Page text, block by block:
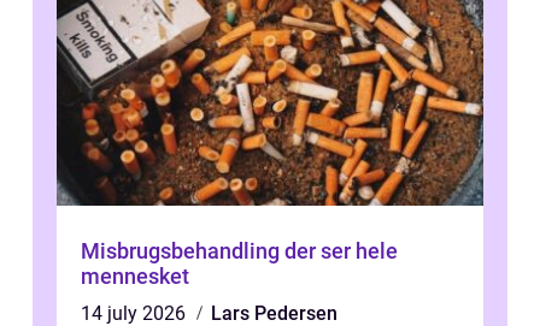
Misbrugsbehandling der ser hele
mennesket
14 july 2026
Lars Pedersen